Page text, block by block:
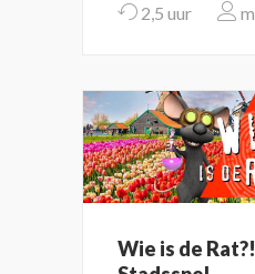
2,5 uur
Wie is de Rat?!